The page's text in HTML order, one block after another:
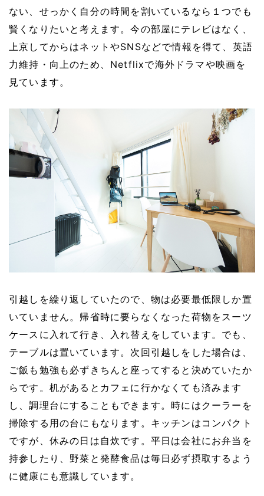
ない、せっかく自分の時間を割いているなら１つでも
賢くなりたいと考えます。今の部屋にテレビはなく、
上京してからはネットやSNSなどで情報を得て、英語
力維持・向上のため、Netflixで海外ドラマや映画を
見ています。
引越しを繰り返していたので、物は必要最低限しか置
いていません。帰省時に要らなくなった荷物をスーツ
ケースに入れて行き、入れ替えをしています。でも、
テーブルは置いています。次回引越しをした場合は、
ご飯も勉強も必ずきちんと座ってすると決めていたか
らです。机があるとカフェに行かなくても済みます
し、調理台にすることもできます。時にはクーラーを
掃除する用の台にもなります。キッチンはコンパクト
ですが、休みの日は自炊です。平日は会社にお弁当を
持参したり、野菜と発酵食品は毎日必ず摂取するよう
に健康にも意識しています。